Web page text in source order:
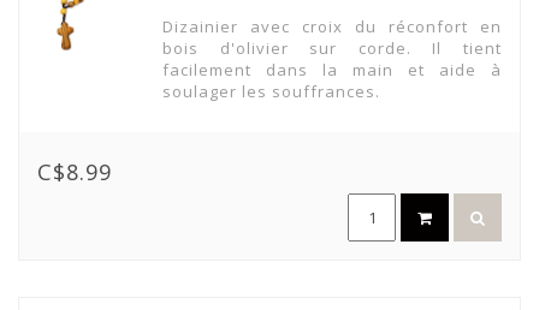
Dizainier avec croix du réconfort en
bois d'olivier sur corde. Il tient
facilement dans la main et aide à
soulager les souffrances.
C$8.99